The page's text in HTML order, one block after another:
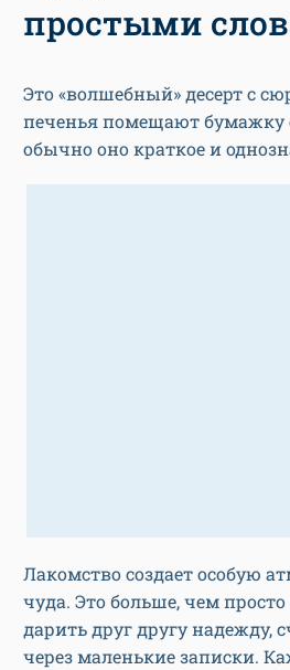
простыми
Это «волшебный» десерт с
печенья помещают бумажку
обычно оно краткое и
Лакомство создает особую
чуда. Это больше, чем
дарить друг другу надежду,
через маленькие записки.